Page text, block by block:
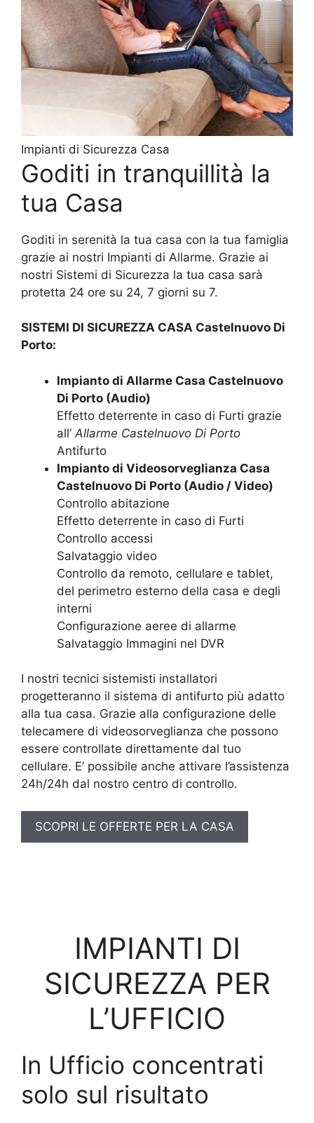
Impianti di Sicurezza Casa
Goditi in tranquillità la
tua Casa
Goditi in serenità la tua casa con la tua famiglia
grazie ai nostri Impianti di Allarme. Grazie ai
nostri Sistemi di Sicurezza la tua casa sarà
protetta 24 ore su 24, 7 giorni su 7.
SISTEMI DI SICUREZZA CASA Castelnuovo Di
Porto:
Impianto di Allarme Casa Castelnuovo
Di Porto (Audio)
Effetto deterrente in caso di Furti grazie
all’ Allarme Castelnuovo Di Porto
Antifurto
Impianto di Videosorveglianza Casa
Castelnuovo Di Porto (Audio / Video)
Controllo abitazione
Effetto deterrente in caso di Furti
Controllo accessi
Salvataggio video
Controllo da remoto, cellulare e tablet,
del perimetro esterno della casa e degli
interni
Configurazione aeree di allarme
Salvataggio Immagini nel DVR
I nostri tecnici sistemisti installatori
progetteranno il sistema di antifurto più adatto
alla tua casa. Grazie alla configurazione delle
telecamere di videosorveglianza che possono
essere controllate direttamente dal tuo
cellulare. E’ possibile anche attivare l’assistenza
24h/24h dal nostro centro di controllo.
SCOPRI LE OFFERTE PER LA CASA
IMPIANTI DI
SICUREZZA PER
L’UFFICIO
In Ufficio concentrati
solo sul risultato